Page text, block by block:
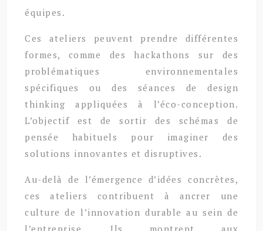
équipes.
Ces ateliers peuvent prendre différentes
formes, comme des hackathons sur des
problématiques environnementales
spécifiques ou des séances de design
thinking appliquées à l’éco-conception.
L’objectif est de sortir des schémas de
pensée habituels pour imaginer des
solutions innovantes et disruptives.
Au-delà de l’émergence d’idées concrètes,
ces ateliers contribuent à ancrer une
culture de l’innovation durable au sein de
l’entreprise. Ils montrent aux